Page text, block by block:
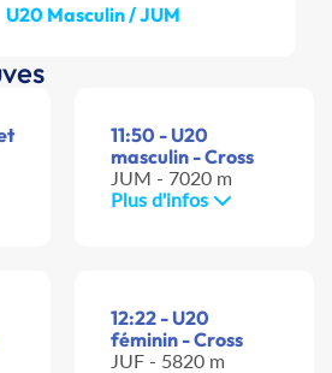
U20 Masculin / JUM
11:50 - U20
masculin - Cross
JUM - 7020 m
Plus d'infos
12:22 - U20
féminin - Cross
JUF - 5820 m